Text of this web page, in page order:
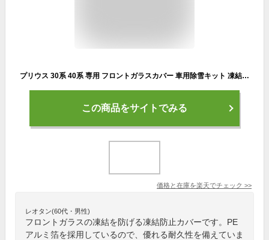
プリウス 30系 40系 専用 フロントガラスカバー 車用除雪キット 凍結防止カバー 車サンシェード 雪対策 防水 折り畳み収納袋付き 四季適用 日よけ 霜よけ 落葉 積雪 盗難防止挟み耳 鏡保護 遮光断熱 厚手【送料無料】
この商品をサイトでみる
価格と在庫を楽天でチェック >>
レオタン(60代・男性)
フロントガラスの凍結を防げる凍結防止カバーです。PE
アルミ箔を採用しているので、優れる耐久性を備えていま